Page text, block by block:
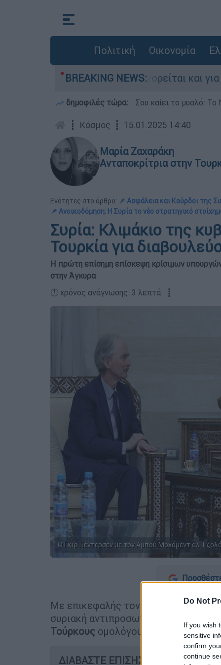
Do Not
If you wish
sensitive
confirm
continue
Πολιτική Οικονομία
BREAKING NEWS:
Ελλάδα - Κατηγορείται και για την
δημοφιλές τώρα: Σου καίει το μυαλό:
┋ Κόσμος ┋ 15.01.2025 14:40
Μαρία Ζαχαράκη
Ανταποκρίτρια στην
Ενότητες στο άρθρο: 📌 Ασφάλεια και Κούρδοι της
📌 Ανοικοδόμηση: Η Συρία το νέο στρατηγικό
Συρία: Κλιμάκιο της
Τουρκία για
Η πρώτη επίσημη επίσκεψη κρίσιμων
στην Άγκυρα
🕛 χρόνος ανάγνωσης: 3 λεπτά ┋
Ο Γκιρ Πέντερσεν με τον Αμπού Μοχάμεντ αλ
Με επικεφαλής τον υπουργό
συριακή αντιπροσωπεία φτάνει
Τούρκους ομολόγους της, Χακάν
ΔΙΑΒΑΣΤΕ ΕΠΙΣΗΣ